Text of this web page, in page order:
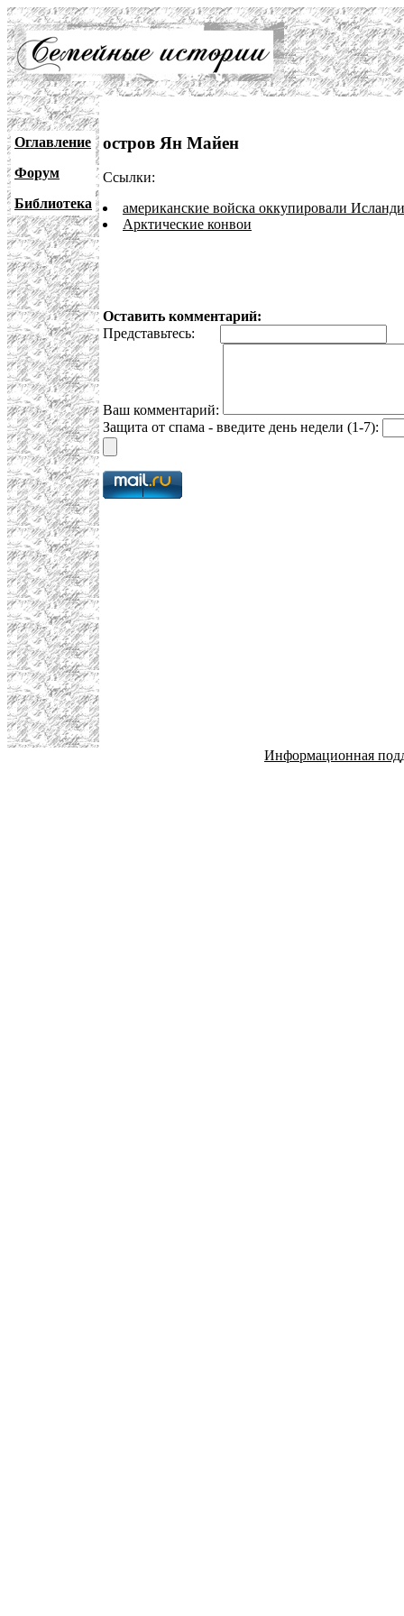
Оглавление
Форум
Библиотека
остров Ян Майен
Ссылки:
американские войска оккупировали
Арктические конвои
Оставить комментарий:
Представьтесь:
Ваш комментарий:
Защита от спама - введите день недели (1-7):
Информационная